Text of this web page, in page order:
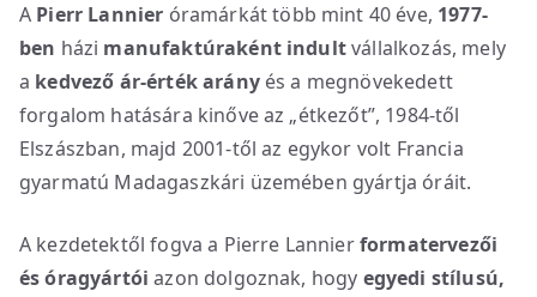
A Pierr Lannier óramárkát több mint 40 éve, 1977-
ben házi manufaktúraként indultvállalkozás, mely
a kedvező ár-érték arányés a megnövekedett
forgalom hatására kinőve az „étkezőt”, 1984-től
Elszászban, majd 2001-től az egykor volt Francia
gyarmatú Madagaszkári üzemében gyártja óráit.
A kezdetektől fogva a Pierre Lannierformatervezői
és óragyártói azon dolgoznak, hogy egyedi stílusú,